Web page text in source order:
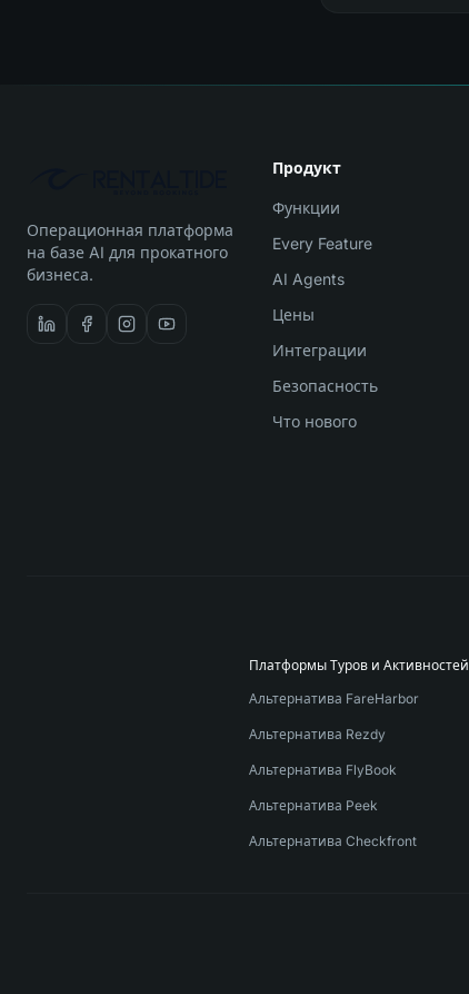
Операционная платформа
на базе AI для прокатного
бизнеса.
Продукт
Функции
Every Feature
AI Agents
Цены
Интеграции
Безопасность
Что нового
Платформы Туров и Активностей
Альтернатива FareHarbor
Альтернатива Rezdy
Альтернатива FlyBook
Альтернатива Peek
Альтернатива Checkfront